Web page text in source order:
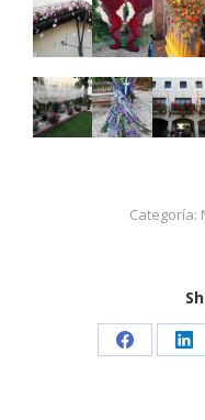
Categoría:
Share